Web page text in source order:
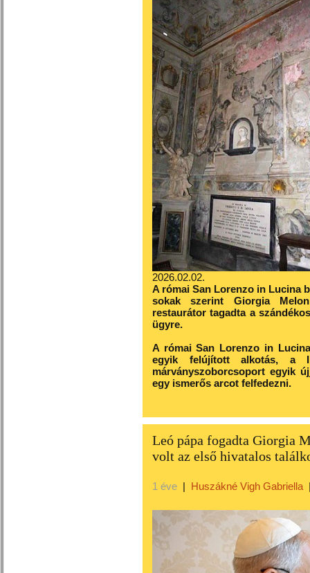
2026.02.02.
A római San Lorenzo in Lucina
sokak szerint Giorgia
restaurátor tagadta a
ügyre.
A római San Lorenzo in
egyik felújított alkotás, a
márványszoborcsoport egyik
egy ismerős arcot felfedezni.
Leó pápa fogadta Giorgia
volt az első hivatalos
1 éve | Huszákné Vigh Gabriella